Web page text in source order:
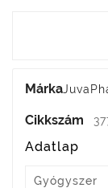
Márka
Cikkszám
Adatlap
Gyógyszer